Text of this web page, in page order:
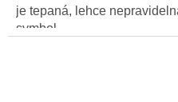
je tepaná, lehce
symbol...